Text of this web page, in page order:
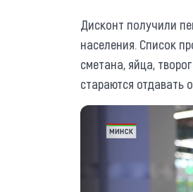
Дисконт получили
населения. Список
сметана, яйца,
стараются отдавать